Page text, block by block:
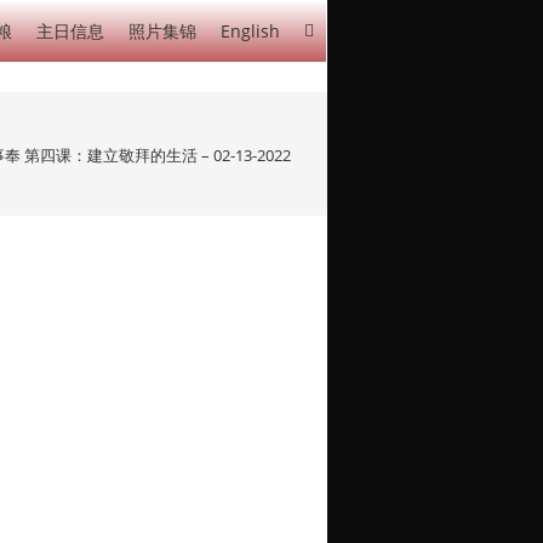
主日信息 照片集锦 English
第四课：建立敬拜的生活 – 02-13-2022